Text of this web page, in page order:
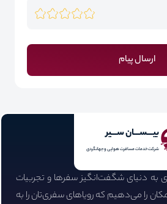
ارسال پیام
بیـــســـان ســـیر
شرکت خدمات مسافرت هوایی و جهانگردی
به دنیای شگفت‌انگیز سفرها و تجربیات
را می‌دهیم که رویاهای سفری‌تان را به